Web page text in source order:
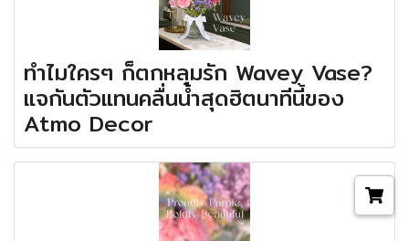
ทำไมใครๆ ก็ตกหลุมรัก Wavey Vase?
แจกันตัวแทนคลื่นน้ำสุดฮิตนาทีนี้ของ
Atmo Decor